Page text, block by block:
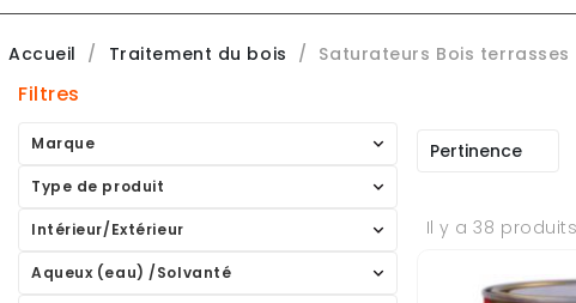
Accueil Traitement du bois Saturateurs Bois
Filtres
Marque
Type de produit
Intérieur/Extérieur
Aqueux (eau) /Solvanté
Pertinence
Il y a 38